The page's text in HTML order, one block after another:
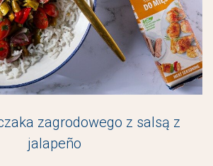
zagrodowego z salsą z
jalapeño